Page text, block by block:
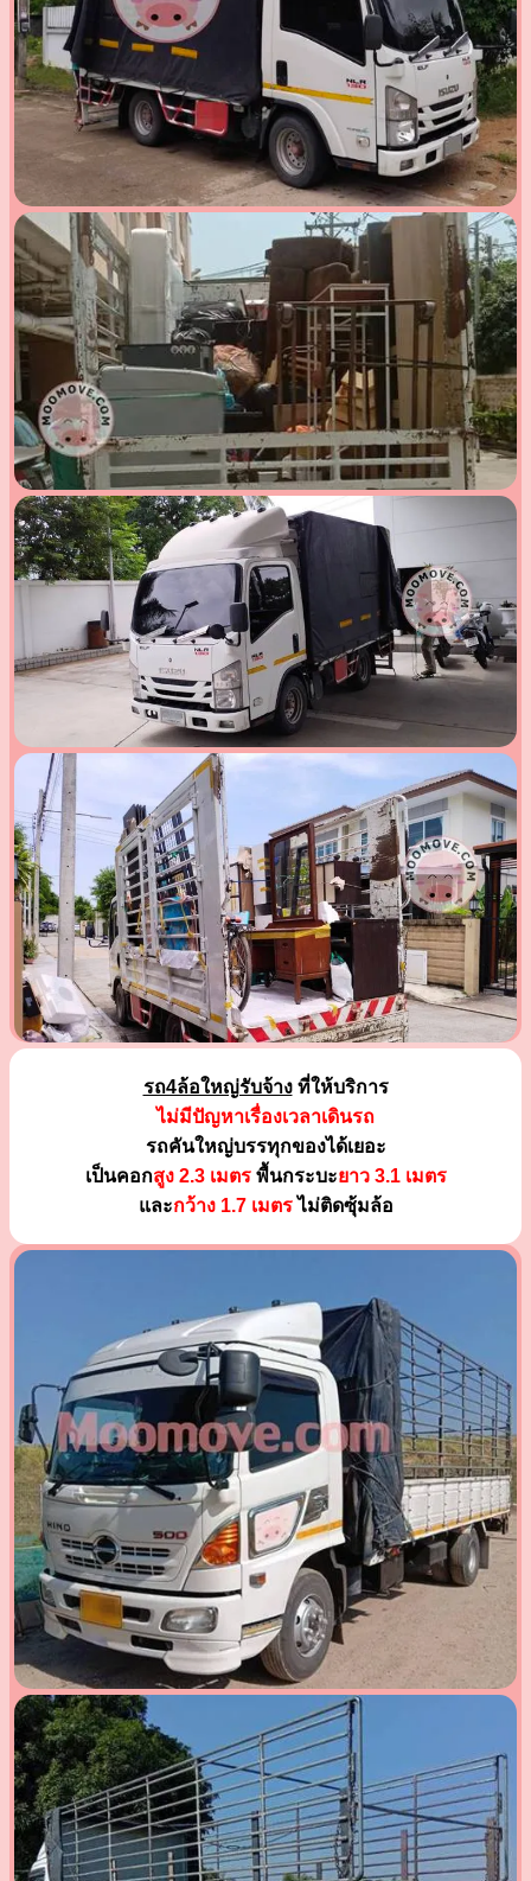
รถ4ล้อใหญ่รับจ้างที่ให้บริการ
ไม่มีปัญหาเรื่องเวลาเดินรถ
รถคันใหญ่บรรทุกของได้เยอะ
เป็นคอกสูง 2.3 เมตรพื้นกระบะยาว 3.1 เมตร
และกว้าง 1.7 เมตรไม่ติดซุ้มล้อ